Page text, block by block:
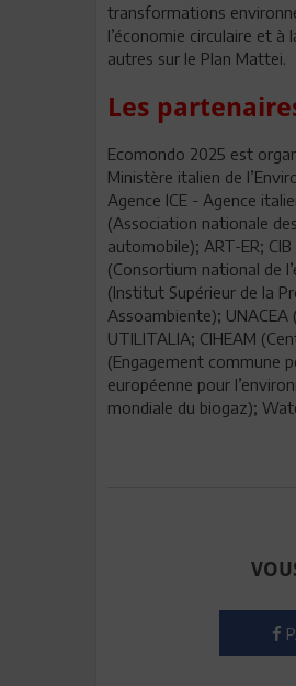
transformations
l’économie circulaire et
autres sur le Plan Mattei.
Les
Ecomondo 2025 est
Ministère italien de
Agence ICE - Agence
(Association nationale
automobile); ART-ER;
(Consortium national de
(Institut Supérieur de la
Assoambiente);
UTILITALIA; CIHEAM
(Engagement commune
européenne pour
mondiale du biogaz);